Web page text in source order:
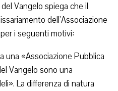
Vangelo spiega che il
dell’Associazione
i seguenti motivi:
una «Associazione Pubblica
Vangelo sono una
La differenza di natura